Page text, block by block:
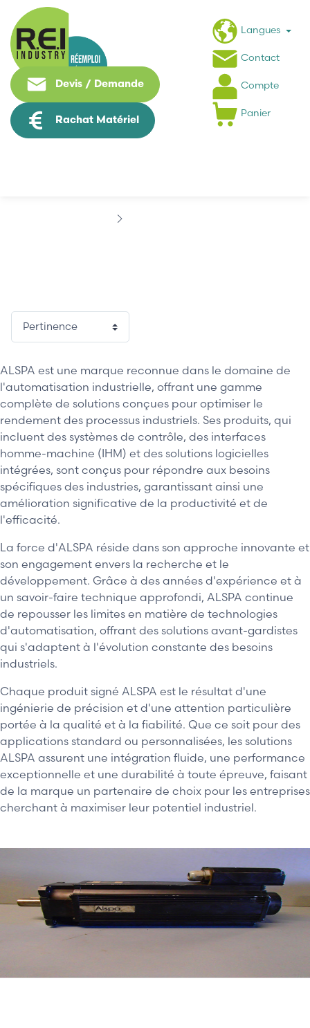
Devis / Demande
Rachat Matériel
Langues
Contact
Compte
Panier
ALSPA est une marque reconnue dans le domaine de
l'automatisation industrielle, offrant une gamme
complète de solutions conçues pour optimiser le
rendement des processus industriels. Ses produits, qui
incluent des systèmes de contrôle, des interfaces
homme-machine (IHM) et des solutions logicielles
intégrées, sont conçus pour répondre aux besoins
spécifiques des industries, garantissant ainsi une
amélioration significative de la productivité et de
l'efficacité.
La force d'ALSPA réside dans son approche innovante et
son engagement envers la recherche et le
développement. Grâce à des années d'expérience et à
un savoir-faire technique approfondi, ALSPA continue
de repousser les limites en matière de technologies
d'automatisation, offrant des solutions avant-gardistes
qui s'adaptent à l'évolution constante des besoins
industriels.
Chaque produit signé ALSPA est le résultat d'une
ingénierie de précision et d'une attention particulière
portée à la qualité et à la fiabilité. Que ce soit pour des
applications standard ou personnalisées, les solutions
ALSPA assurent une intégration fluide, une performance
exceptionnelle et une durabilité à toute épreuve, faisant
de la marque un partenaire de choix pour les entreprises
cherchant à maximiser leur potentiel industriel.